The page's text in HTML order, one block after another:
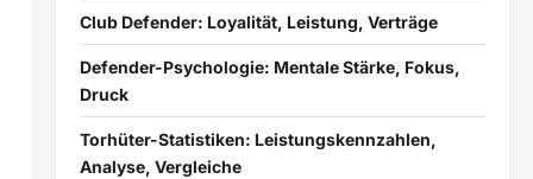
Club Defender: Loyalität, Leistung, Verträge
Defender-Psychologie: Mentale Stärke, Fokus,
Druck
Torhüter-Statistiken: Leistungskennzahlen,
Analyse, Vergleiche